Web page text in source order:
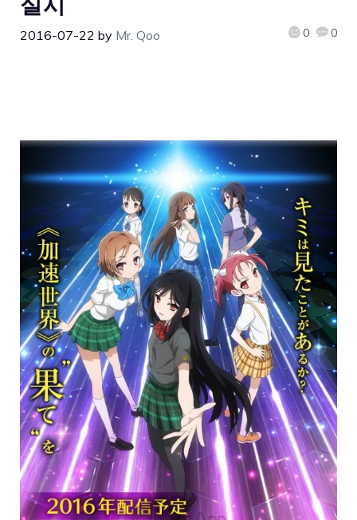
2016-07-22 by Mr. Qoo 0 0